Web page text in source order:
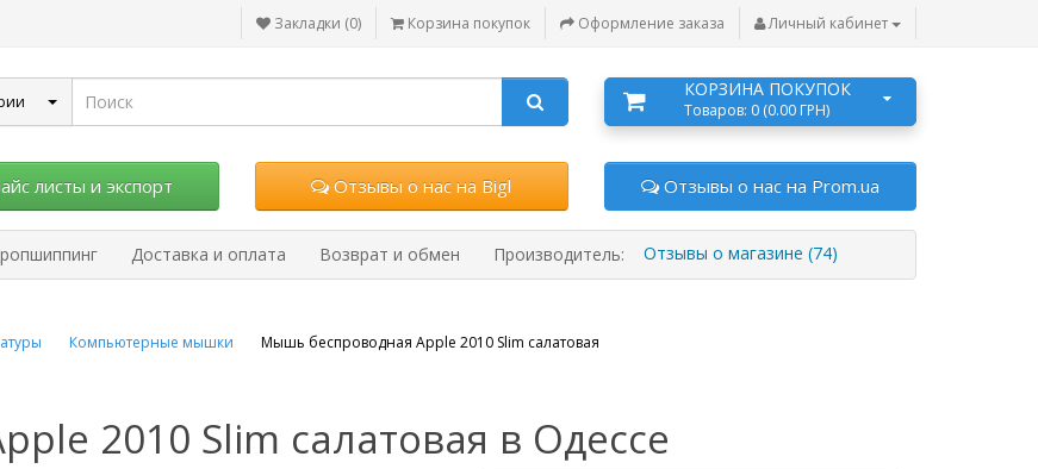
Закладки (0) Корзина покупок Оформление заказа Личный кабинет
КОРЗИНА ПОКУПОК
Товаров: 0 (0.00 ГРН)
листы и экспорт Отзывы о нас на Bigl Отзывы о нас на Prom.ua
Доставка и оплата Возврат и обмен Производитель: Отзывы о магазине (74)
Компьютерные мышки Мышь беспроводная Apple 2010 Slim салатовая
2010 Slim салатовая в Одессе